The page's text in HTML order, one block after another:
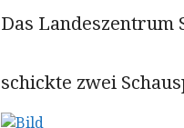
Das Landeszentrum
schickte zwei